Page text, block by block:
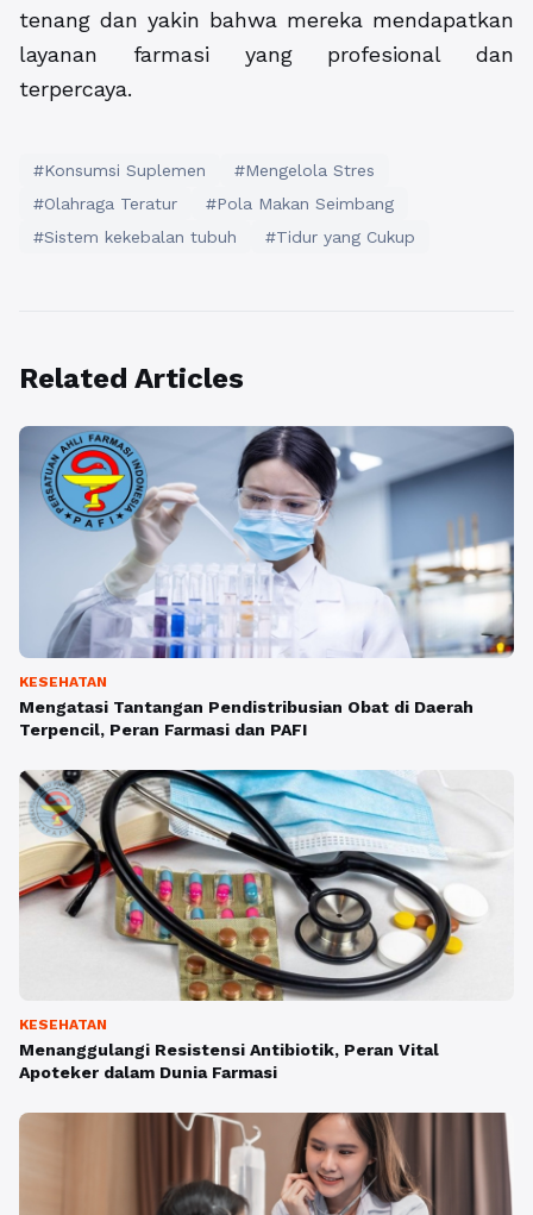
tenang dan yakin bahwa mereka mendapatkan
layanan farmasi yang profesional dan
terpercaya.
#Konsumsi Suplemen
#Mengelola Stres
#Olahraga Teratur
#Pola Makan Seimbang
#Sistem kekebalan tubuh
#Tidur yang Cukup
Related Articles
KESEHATAN
Mengatasi Tantangan Pendistribusian Obat di Daerah
Terpencil, Peran Farmasi dan PAFI
KESEHATAN
Menanggulangi Resistensi Antibiotik, Peran Vital
Apoteker dalam Dunia Farmasi